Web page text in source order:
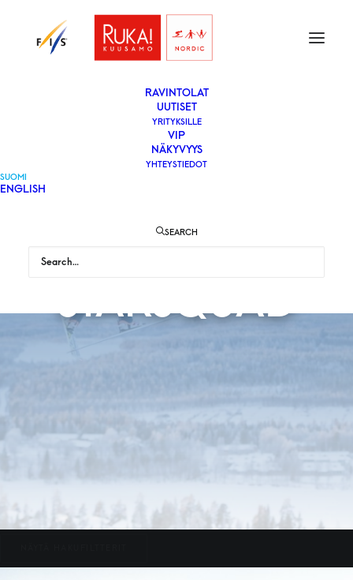
VAPAAEHTOISEKSI
YLEISÖLLE
­RAVINTOLAT
UUTISET
YRITYKSILLE
VIP
NÄKYVYYS
YHTEYSTIEDOT
SUOMI
ENGLISH
SEARCH
STARSQUAD